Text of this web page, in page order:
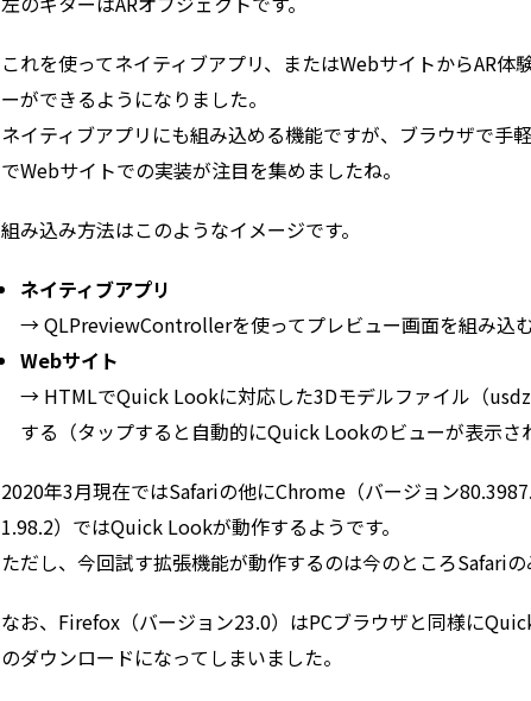
これを使ってネイティブアプリ、またはWebサイトからAR体
ーができるようになりました。
ネイティブアプリにも組み込める機能ですが、ブラウザで手
でWebサイトでの実装が注目を集めましたね。
組み込み方法はこのようなイメージです。
ネイティブアプリ
→ QLPreviewControllerを使ってプレビュー画面を組み込
Webサイト
→ HTMLでQuick Lookに対応した3Dモデルファイル（
する（タップすると自動的にQuick Lookのビューが表示さ
2020年3月現在ではSafariの他にChrome（バージョン
1.98.2）ではQuick Lookが動作するようです。
ただし、今回試す拡張機能が動作するのは今のところSafariの
なお、Firefox（バージョン23.0）はPCブラウザと同様に
のダウンロードになってしまいました。